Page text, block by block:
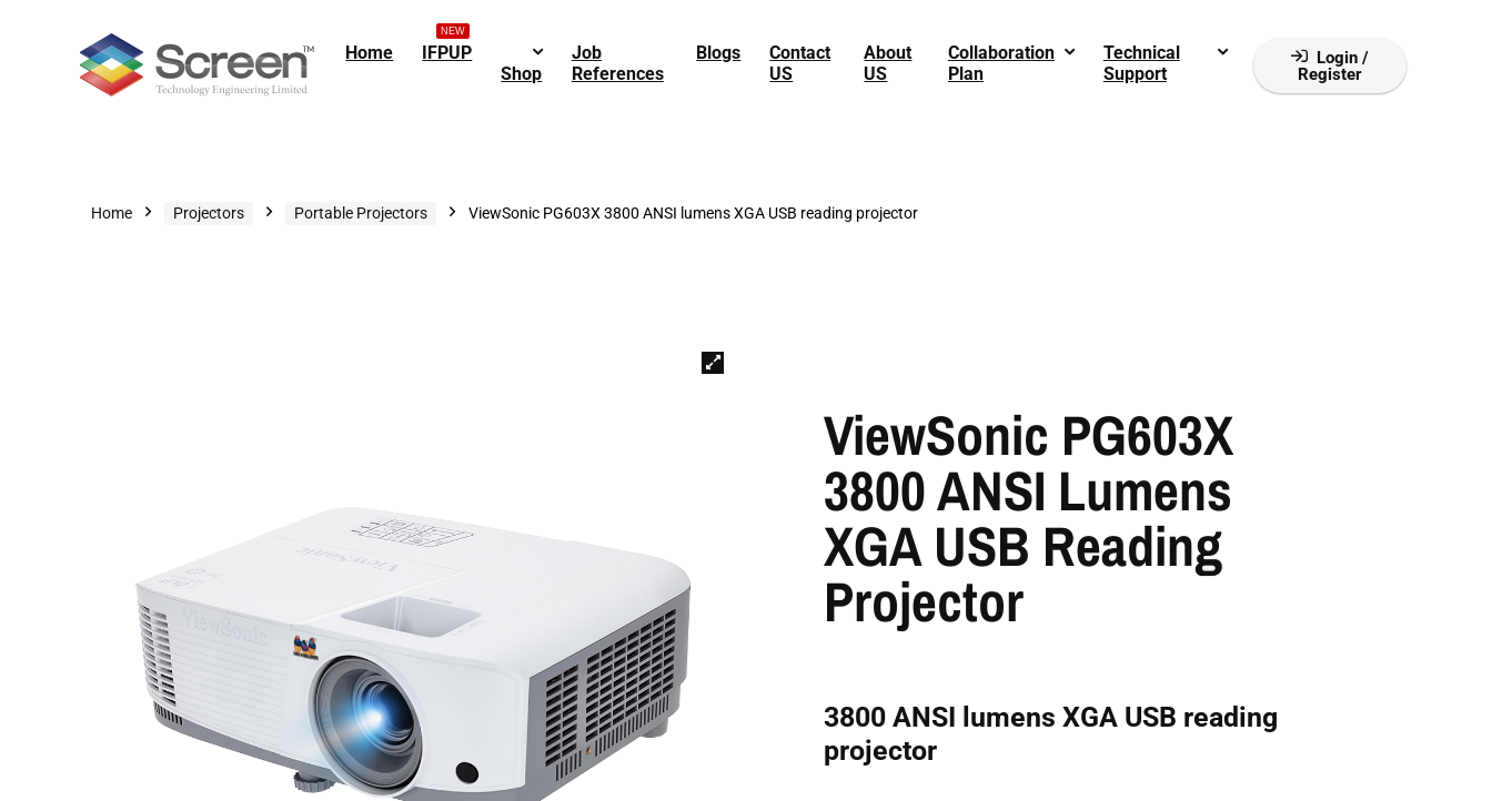
Home
NEW
IFPUP
Shop
Job
References
Blogs
Contact
US
About
US
Collaboration
Plan
Technical
Support
Login /
Register
Home Projectors Portable Projectors ViewSonic PG603X 3800 ANSI lumens XGA USB reading projector
ViewSonic PG603X
3800 ANSI Lumens
XGA USB Reading
Projector
3800 ANSI lumens XGA USB reading
projector